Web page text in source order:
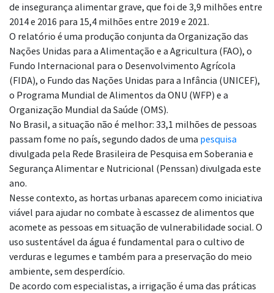
de insegurança alimentar grave, que foi de 3,9 milhões entre
2014 e 2016 para 15,4 milhões entre 2019 e 2021.
O relatório é uma produção conjunta da Organização das
Nações Unidas para a Alimentação e a Agricultura (FAO), o
Fundo Internacional para o Desenvolvimento Agrícola
(FIDA), o Fundo das Nações Unidas para a Infância (UNICEF),
o Programa Mundial de Alimentos da ONU (WFP) e a
Organização Mundial da Saúde (OMS).
No Brasil, a situação não é melhor: 33,1 milhões de pessoas
passam fome no país, segundo dados de uma pesquisa
divulgada pela Rede Brasileira de Pesquisa em Soberania e
Segurança Alimentar e Nutricional (Penssan) divulgada este
ano.
Nesse contexto, as hortas urbanas aparecem como iniciativa
viável para ajudar no combate à escassez de alimentos que
acomete as pessoas em situação de vulnerabilidade social. O
uso sustentável da água é fundamental para o cultivo de
verduras e legumes e também para a preservação do meio
ambiente, sem desperdício.
De acordo com especialistas, a irrigação é uma das práticas